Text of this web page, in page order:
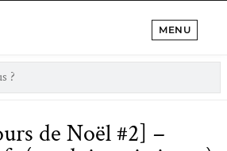
MENU
de Noël #2] –